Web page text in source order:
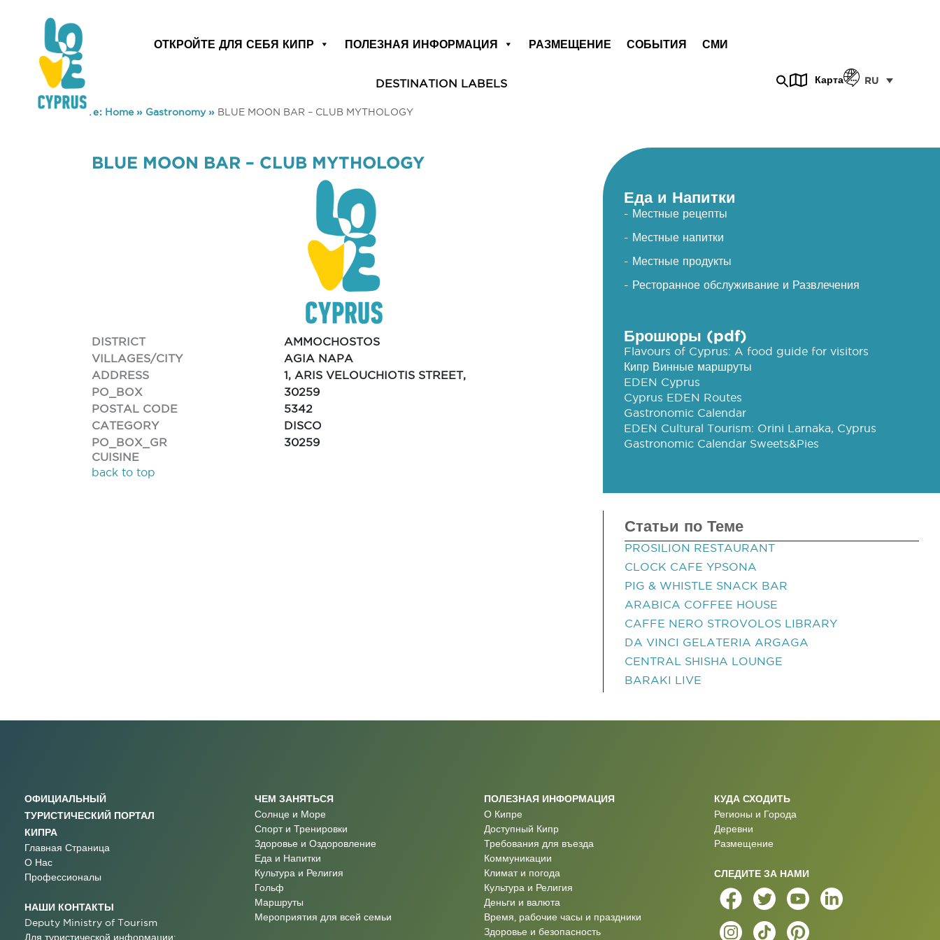
ОТКРОЙТЕ ДЛЯ СЕБЯ КИПР ПОЛЕЗНАЯ ИНФОРМАЦИЯ РАЗМЕЩЕНИЕ СОБЫТИЯ СМИ
DESTINATION LABELS Карта RU
You are here: Home» Gastronomy» BLUE MOON BAR – CLUB MYTHOLOGY
BLUE MOON BAR – CLUB MYTHOLOGY
DISTRICT
AMMOCHOSTOS
VILLAGES/CITY
AGIA NAPA
ADDRESS
1, ARIS VELOUCHIOTIS STREET,
PO_BOX
30259
POSTAL CODE
5342
CATEGORY
DISCO
PO_BOX_GR
30259
CUISINE
back to top
Еда и Напитки
- Местные рецепты
- Местные напитки
- Местные продукты
- Ресторанное обслуживание и Развлечения
Брошюры (pdf)
Flavours of Cyprus: A food guide for visitors
Кипр Винные маршруты
EDEN Cyprus
Cyprus EDEN Routes
Gastronomic Calendar
EDEN Cultural Tourism: Orini Larnaka, Cyprus
Gastronomic Calendar Sweets&Pies
Статьи по Теме
PROSILION RESTAURANT
CLOCK CAFE YPSONA
PIG & WHISTLE SNACK BAR
ARABICA COFFEE HOUSE
CAFFE NERO STROVOLOS LIBRARY
DA VINCI GELATERIA ARGAGA
CENTRAL SHISHA LOUNGE
BARAKI LIVE
ОФИЦИАЛЬНЫЙ
ТУРИСТИЧЕСКИЙ ПОРТАЛ
КИПРА
Главная Страница
О Нас
Профессионалы
НАШИ КОНТАКТЫ
Deputy Ministry of Tourism
Для туристической информации:
ЧЕМ ЗАНЯТЬСЯ
Солнце и Море
Спорт и Тренировки
Здоровье и Оздоровление
Еда и Напитки
Культура и Религия
Гольф
Маршруты
Мероприятия для всей семьи
ПОЛЕЗНАЯ ИНФОРМАЦИЯ
О Кипре
Доступный Кипр
Требования для въезда
Коммуникации
Климат и погода
Культура и Религия
Деньги и валюта
Время, рабочие часы и праздники
Здоровье и безопасность
КУДА СХОДИТЬ
Регионы и Города
Деревни
Размещение
СЛЕДИТЕ ЗА НАМИ